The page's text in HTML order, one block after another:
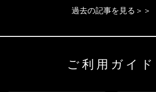
過去の記事を見る＞＞
ご利用ガイド